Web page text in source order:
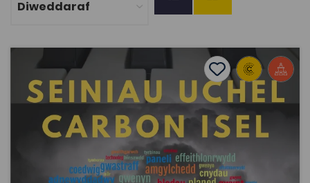
Dŵr, Haul, Gwynt, Golau (rhan o brosiect Seiniau Uchel,
Add to favourites
Dyddiad cyhoeddi: 2020 Add to favourites
Dŵr, Haul, Gwynt, Golau (rhan o brosiect
Seiniau Uchel, Carbon Isel)
2.8K
Astudiaethau Ffilm, Teledu a Chyfryngau